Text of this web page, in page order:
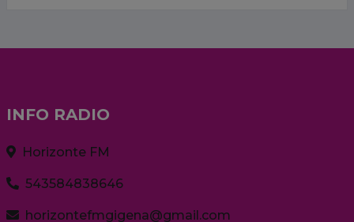
INFO RADIO
Horizonte FM
543584838646
horizontefmgigena@gmail.com